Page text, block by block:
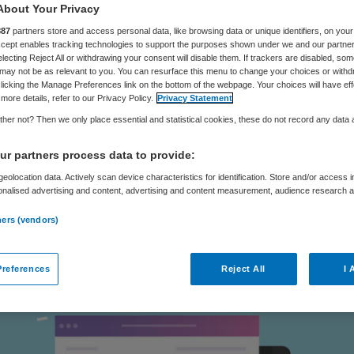
schaal
Skipr Redactie 1 februari 2025,15:03
een derde van de duizend zorgdiploma’s in het
jaren via een versnelde route zijn behaald, is de
ze frauduleus zijn verkregen. Dat melden de
Gezondheidszorg en Jeugd (IGJ) en het
(OM)aan Nieuwsuur
Your Privacy
partners store and access personal data, like browsing data or unique identifiers, on your
enables tracking technologies to support the purposes shown under we and our
Reject All or withdrawing your consent will disable them. If trackers are disabled,
not be as relevant to you. You can resurface this menu to change your choices or
the Manage Preferences link on the bottom of the webpage. Your choices will have
details, refer to our Privacy Policy. Privacy Statement
not? Then we only place essential and statistical cookies, these do not record any data
partners process data to provide:
data. Actively scan device characteristics for identification. Store and/or access
advertising and content, advertising and content measurement, audience research
(vendors)
Reject All I